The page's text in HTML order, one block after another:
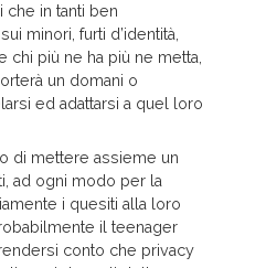
in tanti ben
minori, furti d’identità,
chi più ne ha più ne metta,
un domani o
ed adattarsi a quel loro
di mettere assieme un
ad ogni modo per la
i quesiti alla loro
il teenager
conto che privacy